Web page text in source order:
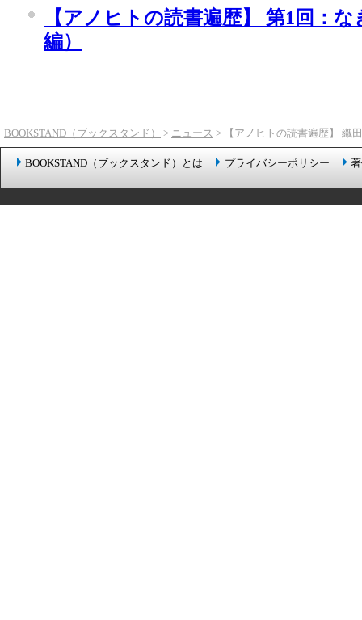
【アノヒトの読書遍歴】 第1回：
編）
BOOKSTAND（ブックスタンド） > ニュース > 【アノヒトの読書遍歴】 織
BOOKSTAND（ブックスタンド）とは プライバシーポリシー